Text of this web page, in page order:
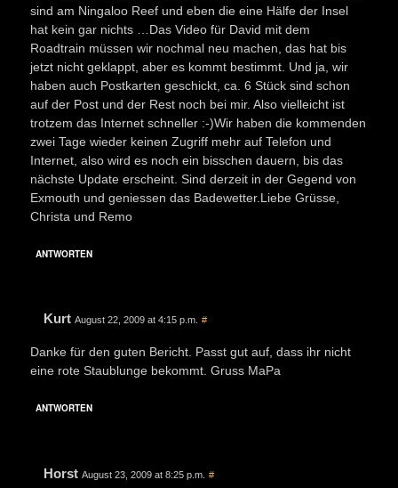
sind am Ningaloo Reef und eben die eine Hälfe der Insel
hat kein gar nichts …Das Video für David mit dem
Roadtrain müssen wir nochmal neu machen, das hat bis
jetzt nicht geklappt, aber es kommt bestimmt. Und ja, wir
haben auch Postkarten geschickt, ca. 6 Stück sind schon
auf der Post und der Rest noch bei mir. Also vielleicht ist
trotzem das Internet schneller :-)Wir haben die kommenden
zwei Tage wieder keinen Zugriff mehr auf Telefon und
Internet, also wird es noch ein bisschen dauern, bis das
nächste Update erscheint. Sind derzeit in der Gegend von
Exmouth und geniessen das Badewetter.Liebe Grüsse,
Christa und Remo
ANTWORTEN
Kurt August 22, 2009 at 4:15 p.m. #
Danke für den guten Bericht. Passt gut auf, dass ihr nicht
eine rote Staublunge bekommt. Gruss MaPa
ANTWORTEN
Horst August 23, 2009 at 8:25 p.m. #